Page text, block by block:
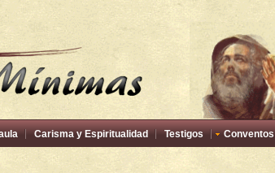
Carisma y Espiritualidad Testigos Conventos